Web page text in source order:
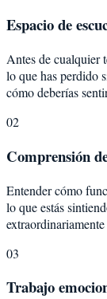
Espacio de
Antes de cualquier
lo que has perdido
cómo deberías
02
Comprensión
Entender cómo
lo que estás
03
Trabajo